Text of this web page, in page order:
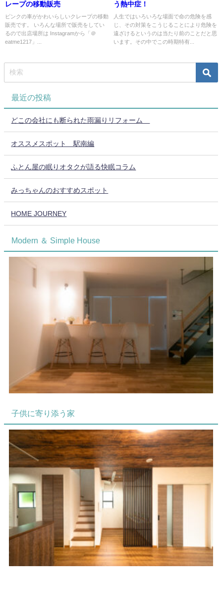
レープの移動販売
ピンクの車がかわいらしいクレープの移動
販売です。 いろんな場所で販売をしてい
るので出店場所は Instagramから「＠
eatme1217」...
う熱中症！
人生ではいろいろな場面で命の危険を感
じ、その対策をこうじることにより危険を
遠ざけるというのは当たり前のことだと思
います。その中でこの時期特有...
最近の投稿
どこの会社にも断られた雨漏りリフォーム
オススメスポット 駅南編
ふとん屋の眠りオタクが語る快眠コラム
みっちゃんのおすすめスポット
HOME JOURNEY
Modern ＆ Simple House
子供に寄り添う家